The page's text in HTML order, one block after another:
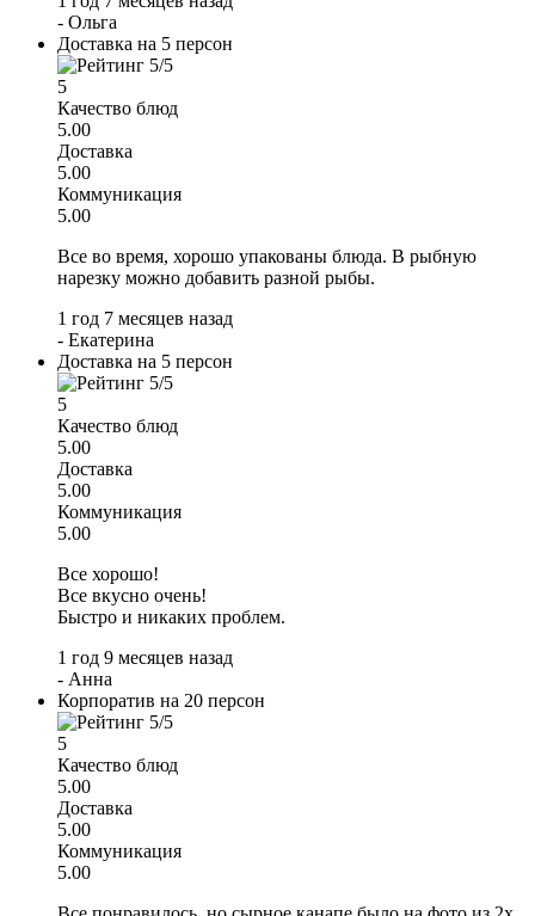
- Ольга
Доставка на 5 персон
5
Качество блюд
5.00
Доставка
5.00
Коммуникация
5.00
Все во время, хорошо упакованы блюда. В рыбную
нарезку можно добавить разной рыбы.
1 год 7 месяцев назад
- Екатерина
Доставка на 5 персон
5
Качество блюд
5.00
Доставка
5.00
Коммуникация
5.00
Все хорошо!
Все вкусно очень!
Быстро и никаких проблем.
1 год 9 месяцев назад
- Анна
Корпоратив на 20 персон
5
Качество блюд
5.00
Доставка
5.00
Коммуникация
5.00